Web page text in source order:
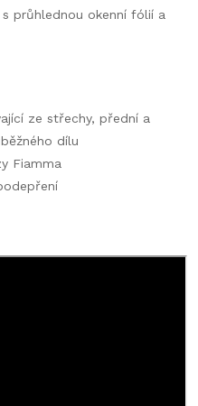
průhlednou okenní fólií a
ze střechy, přední a
dílu
Fiamma